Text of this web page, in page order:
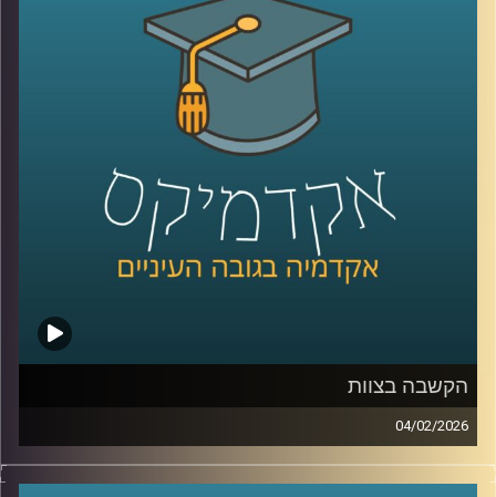
בבית המשפט העליון, אז מה אפשר ללמוד מהמספרים, האם
זה משבר רגעי או מגמה ארוכה, למה אמון נהיה תלוי מחנה
פוליטי, ומה המשמעות של זה לתחושת הייצוג, לציות לחוק,
ולחוסן החברתי, כדי לעשות סדר הזמנו את פרופ׳ אמנון כוורי,
פרופסור חבר וראש המכון לחירות ואחריות בבית ספר לאודר
לממשל ודיפלומטיה באוניברסיטת רייכמן, וביחד ננסה להבין
מה עומד מאחורי הנתונים, מה המדינה והחברה יכולות לעשות
כדי לשקם את האמון שלנו?
הקשבה בצוות
04/02/2026
בעולם הניהול והחיים האישיים מדברים הרבה על תקשורת
טובה, אבל הרבה פחות על הקשבה אמיתית, כזו שמשנה